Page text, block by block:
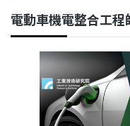
電動車機電整合工程